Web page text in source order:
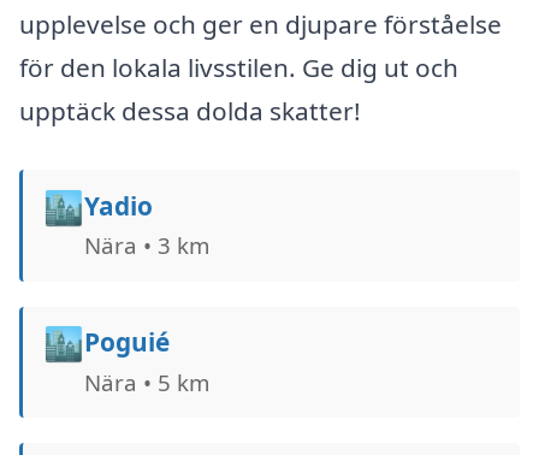
upplevelse och ger en djupare förståelse
för den lokala livsstilen. Ge dig ut och
upptäck dessa dolda skatter!
🏙️Yadio
Nära • 3 km
🏙️Poguié
Nära • 5 km